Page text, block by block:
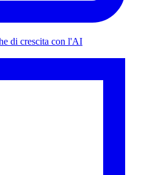
di crescita con l'AI